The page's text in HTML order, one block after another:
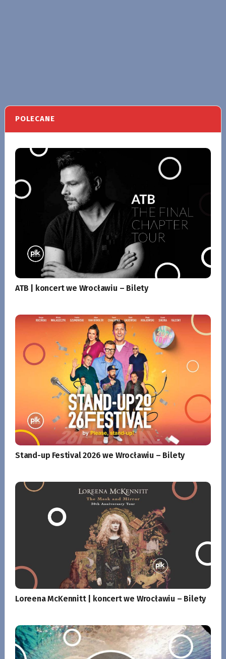
POLECANE
ATB | koncert we Wrocławiu – Bilety
Stand-up Festival 2026 we Wrocławiu – Bilety
Loreena McKennitt | koncert we Wrocławiu – Bilety